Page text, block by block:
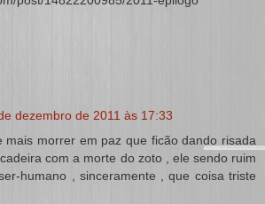
dezembro de 2011 às 17:33
mais morrer em paz que ficão dando risada
com a morte do zoto , ele sendo ruim
humano , sinceramente , que coisa triste